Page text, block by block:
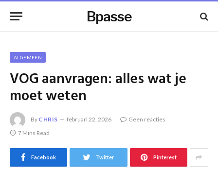
Bpasse
ALGEMEEN
VOG aanvragen: alles wat je
moet weten
By CHRIS februari 22, 2026
Geen reacties
7 Mins Read
Facebook Twitter Pinterest